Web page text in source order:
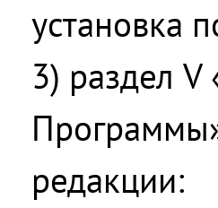
установка
3) раздел
редакции: